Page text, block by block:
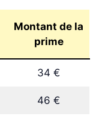
Montant de la
prime
34 €
46 €